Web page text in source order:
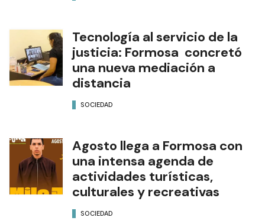
Tecnología al servicio de la
justicia: Formosa concretó
una nueva mediación a
distancia
SOCIEDAD
Agosto llega a Formosa con
una intensa agenda de
actividades turísticas,
culturales y recreativas
SOCIEDAD